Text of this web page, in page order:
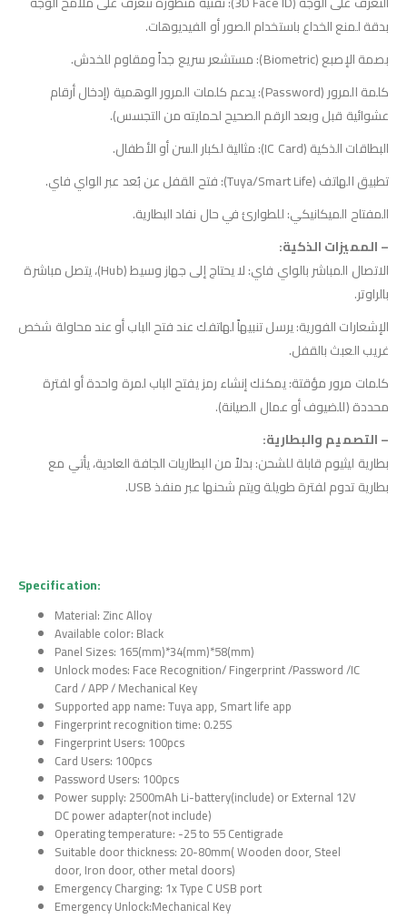
بدقة لمنع الخداع باستخدام الصور أو الفيديوهات.
بصمة الإصبع (Biometric): مستشعر سريع جداً ومقاوم للخدش.
كلمة المرور (Password): يدعم كلمات المرور الوهمية (إدخال أرقام
عشوائية قبل وبعد الرقم الصحيح لحمايته من التجسس).
البطاقات الذكية (IC Card): مثالية لكبار السن أو الأطفال.
تطبيق الهاتف (Tuya/Smart Life): فتح القفل عن بُعد عبر الواي فاي.
المفتاح الميكانيكي: للطوارئ في حال نفاد البطارية.
– المميزات الذكية:
الاتصال المباشر بالواي فاي: لا يحتاج إلى جهاز وسيط (Hub)، يتصل مباشرة
بالراوتر.
الإشعارات الفورية: يرسل تنبيهاً لهاتفك عند فتح الباب أو عند محاولة شخص
غريب العبث بالقفل.
كلمات مرور مؤقتة: يمكنك إنشاء رمز يفتح الباب لمرة واحدة أو لفترة
محددة (للضيوف أو عمال الصيانة).
– التصميم والبطارية:
بطارية ليثيوم قابلة للشحن: بدلاً من البطاريات الجافة العادية، يأتي مع
بطارية تدوم لفترة طويلة ويتم شحنها عبر منفذ USB.
Specification:
Material: Zinc Alloy
Available color: Black
Panel Sizes: 165(mm)*34(mm)*58(mm)
Unlock modes: Face Recognition/ Fingerprint /Password /IC
Card / APP / Mechanical Key
Supported app name: Tuya app, Smart life app
Fingerprint recognition time: 0.25S
Fingerprint Users: 100pcs
Card Users: 100pcs
Password Users: 100pcs
Power supply: 2500mAh Li-battery(include) or External 12V
DC power adapter(not include)
Operating temperature: -25 to 55 Centigrade
Suitable door thickness: 20-80mm( Wooden door, Steel
door, Iron door, other metal doors)
Emergency Charging: 1x Type C USB port
Emergency Unlock:Mechanical Key